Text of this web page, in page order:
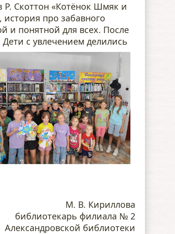
Р. Скоттон «Котёнок Шмяк и
про забавного
и понятной для всех. После
Дети с увлечением делились
М. В. Кириллова
библиотекарь филиала № 2
Александровской библиотеки